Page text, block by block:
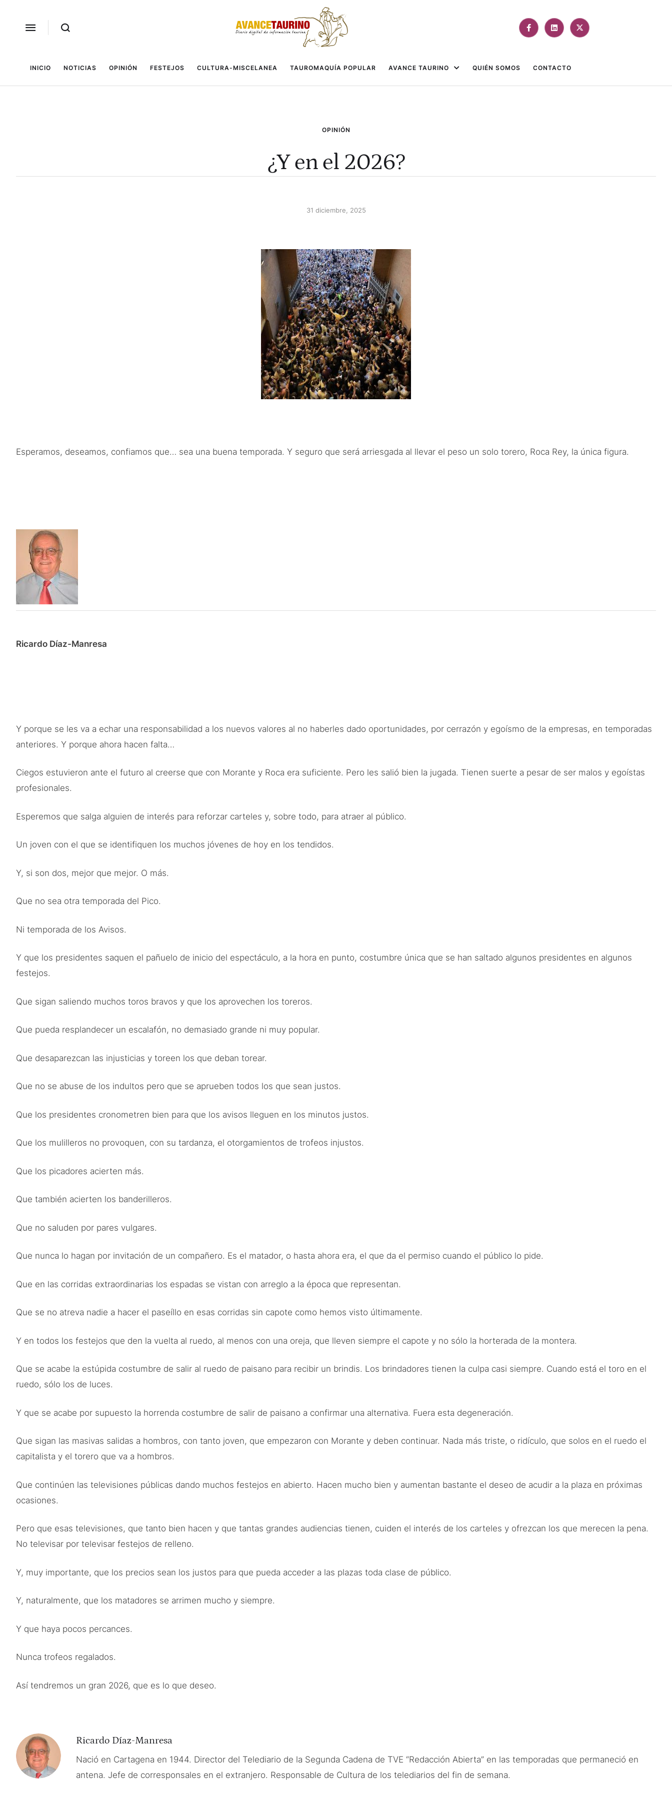
INICIO NOTICIAS OPINIÓN FESTEJOS CULTURA-MISCELANEA TAUROMAQUÍA POPULAR AVANCE TAURINO QUIÉN SOMOS CONTACTO
OPINIÓN
¿Y en el 2026?
31 diciembre, 2025
Esperamos, deseamos, confiamos que… sea una buena temporada. Y seguro que será arriesgada al llevar el peso un solo torero, Roca Rey, la única figura.
Ricardo Díaz-Manresa
Y porque se les va a echar una responsabilidad a los nuevos valores al no haberles dado oportunidades, por cerrazón y egoísmo de la empresas, en temporadas
anteriores. Y porque ahora hacen falta…
Ciegos estuvieron ante el futuro al creerse que con Morante y Roca era suficiente. Pero les salió bien la jugada. Tienen suerte a pesar de ser malos y egoístas
profesionales.
Esperemos que salga alguien de interés para reforzar carteles y, sobre todo, para atraer al público.
Un joven con el que se identifiquen los muchos jóvenes de hoy en los tendidos.
Y, si son dos, mejor que mejor. O más.
Que no sea otra temporada del Pico.
Ni temporada de los Avisos.
Y que los presidentes saquen el pañuelo de inicio del espectáculo, a la hora en punto, costumbre única que se han saltado algunos presidentes en algunos
festejos.
Que sigan saliendo muchos toros bravos y que los aprovechen los toreros.
Que pueda resplandecer un escalafón, no demasiado grande ni muy popular.
Que desaparezcan las injusticias y toreen los que deban torear.
Que no se abuse de los indultos pero que se aprueben todos los que sean justos.
Que los presidentes cronometren bien para que los avisos lleguen en los minutos justos.
Que los mulilleros no provoquen, con su tardanza, el otorgamientos de trofeos injustos.
Que los picadores acierten más.
Que también acierten los banderilleros.
Que no saluden por pares vulgares.
Que nunca lo hagan por invitación de un compañero. Es el matador, o hasta ahora era, el que da el permiso cuando el público lo pide.
Que en las corridas extraordinarias los espadas se vistan con arreglo a la época que representan.
Que se no atreva nadie a hacer el paseíllo en esas corridas sin capote como hemos visto últimamente.
Y en todos los festejos que den la vuelta al ruedo, al menos con una oreja, que lleven siempre el capote y no sólo la horterada de la montera.
Que se acabe la estúpida costumbre de salir al ruedo de paisano para recibir un brindis. Los brindadores tienen la culpa casi siempre. Cuando está el toro en el
ruedo, sólo los de luces.
Y que se acabe por supuesto la horrenda costumbre de salir de paisano a confirmar una alternativa. Fuera esta degeneración.
Que sigan las masivas salidas a hombros, con tanto joven, que empezaron con Morante y deben continuar. Nada más triste, o ridículo, que solos en el ruedo el
capitalista y el torero que va a hombros.
Que continúen las televisiones públicas dando muchos festejos en abierto. Hacen mucho bien y aumentan bastante el deseo de acudir a la plaza en próximas
ocasiones.
Pero que esas televisiones, que tanto bien hacen y que tantas grandes audiencias tienen, cuiden el interés de los carteles y ofrezcan los que merecen la pena.
No televisar por televisar festejos de relleno.
Y, muy importante, que los precios sean los justos para que pueda acceder a las plazas toda clase de público.
Y, naturalmente, que los matadores se arrimen mucho y siempre.
Y que haya pocos percances.
Nunca trofeos regalados.
Así tendremos un gran 2026, que es lo que deseo.
Ricardo Díaz-Manresa
Nació en Cartagena en 1944. Director del Telediario de la Segunda Cadena de TVE “Redacción Abierta” en las temporadas que permaneció en
antena. Jefe de corresponsales en el extranjero. Responsable de Cultura de los telediarios del fin de semana.